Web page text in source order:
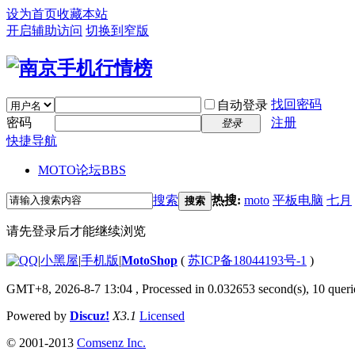
设为首页收藏本站
开启辅助访问 切换到窄版
自动登录 找回密码
密码
登录
注册
快捷导航
MOTO论坛BBS
搜索 搜索 热搜: moto 平板电脑 七月
请先登录后才能继续浏览
|小黑屋|手机版|MotoShop ( 苏ICP备18044193号-1 )
GMT+8, 2026-8-7 13:04 , Processed in 0.032653 second(s), 10
Powered by Discuz! X3.1 Licensed
© 2001-2013 Comsenz Inc.